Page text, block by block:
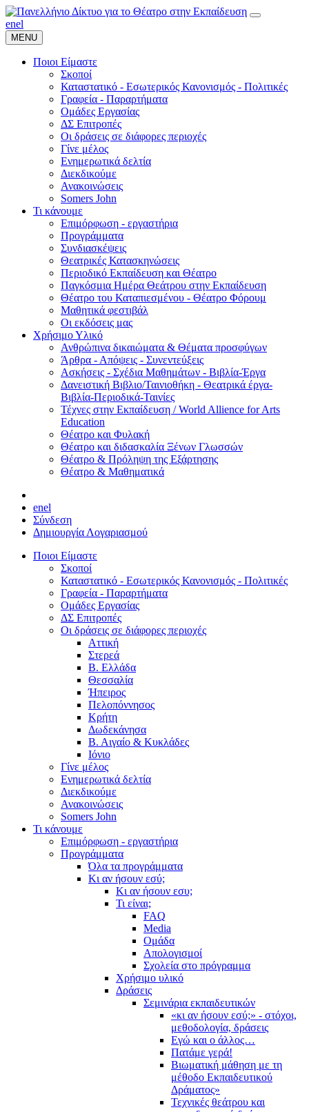
enel
MENU
Ποιοι Είμαστε
Σκοποί
Καταστατικό - Εσωτερικός Κανονισμός - Πολιτικές
Γραφεία - Παραρτήματα
Ομάδες Εργασίας
ΔΣ Επιτροπές
Οι δράσεις σε διάφορες περιοχές
Γίνε μέλος
Ενημερωτικά δελτία
Διεκδικούμε
Ανακοινώσεις
Somers John
Τι κάνουμε
Επιμόρφωση - εργαστήρια
Προγράμματα
Συνδιασκέψεις
Θεατρικές Κατασκηνώσεις
Περιοδικό Εκπαίδευση και Θέατρο
Παγκόσμια Ημέρα Θεάτρου στην Εκπαίδευση
Θέατρο του Καταπιεσμένου - Θέατρο Φόρουμ
Μαθητικά φεστιβάλ
Οι εκδόσεις μας
Χρήσιμο Υλικό
Ανθρώπινα δικαιώματα & Θέματα προσφύγων
Άρθρα - Απόψεις - Συνεντεύξεις
Ασκήσεις - Σχέδια Μαθημάτων - Βιβλία-Έργα
Δανειστική Βιβλιο/Ταινιοθήκη - Θεατρικά έργα-
Βιβλία-Περιοδικά-Ταινίες
Τέχνες στην Εκπαίδευση / World Allience for Arts
Education
Θέατρο και Φυλακή
Θέατρο και διδασκαλία Ξένων Γλωσσών
Θέατρο & Πρόληψη της Εξάρτησης
Θέατρο & Μαθηματικά
enel
Σύνδεση
Δημιουργία Λογαριασμού
Ποιοι Είμαστε
Σκοποί
Καταστατικό - Εσωτερικός Κανονισμός - Πολιτικές
Γραφεία - Παραρτήματα
Ομάδες Εργασίας
ΔΣ Επιτροπές
Οι δράσεις σε διάφορες περιοχές
Αττική
Στερεά
Β. Ελλάδα
Θεσσαλία
Ήπειρος
Πελοπόννησος
Κρήτη
Δωδεκάνησα
Β. Αιγαίο & Κυκλάδες
Ιόνιο
Γίνε μέλος
Ενημερωτικά δελτία
Διεκδικούμε
Ανακοινώσεις
Somers John
Τι κάνουμε
Επιμόρφωση - εργαστήρια
Προγράμματα
Όλα τα προγράμματα
Κι αν ήσουν εσύ;
Κι αν ήσουν εσυ;
Τι είναι;
FAQ
Media
Ομάδα
Απολογισμοί
Σχολεία στο πρόγραμμα
Χρήσιμο υλικό
Δράσεις
Σεμινάρια εκπαιδευτικών
«κι αν ήσουν εσύ;» - στόχοι,
μεθοδολογία, δράσεις
Εγώ και ο άλλος…
Πατάμε γερά!
Βιωματική μάθηση με τη
μέθοδο Εκπαιδευτικού
Δράματος»
Τεχνικές θεάτρου και